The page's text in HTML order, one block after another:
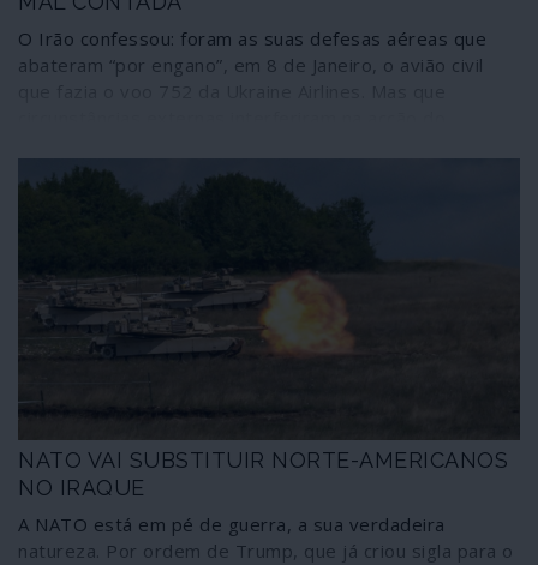
O Irão confessou: foram as suas defesas aéreas que
abateram “por engano”, em 8 de Janeiro, o avião civil
comunicações do avião civil foram silenciadas? Estas e
outras perguntas, associadas a factos que vão sendo
apurados e a capacidades conhecidas da guerra
cibernética, conduzem-nos para outros patamares de
considerações; ou, no mínimo, para a constatação de
que a história está muito incompleta, logo mal contada.
As reflexões que se seguem, de alguém com
experiência para saber do que fala, merecem ser
NATO VAI SUBSTITUIR NORTE-AMERICANOS
NO IRAQUE
A NATO está em pé de guerra, a sua verdadeira
natureza. Por ordem de Trump, que já criou sigla para o